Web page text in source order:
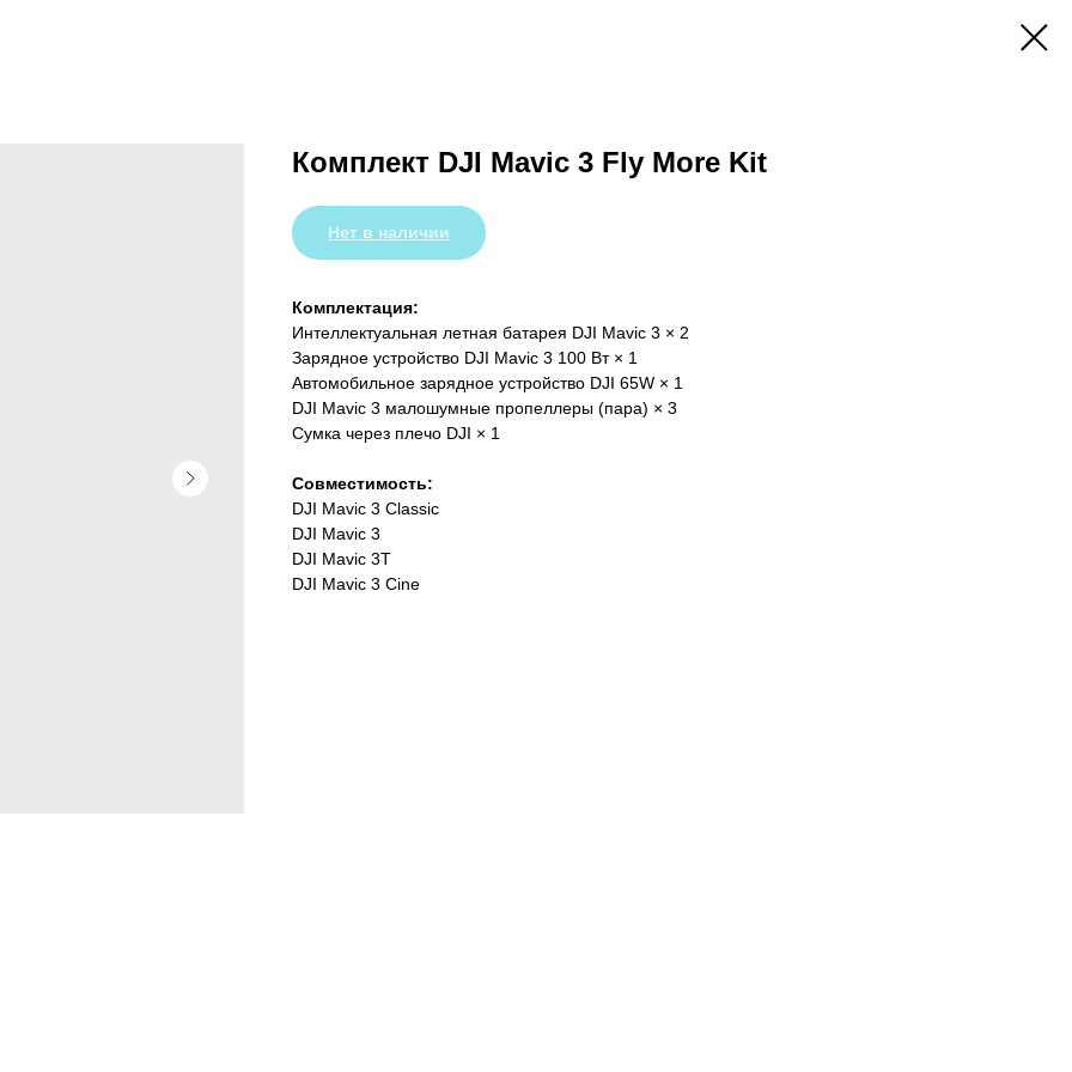
Комплект DJI Mavic 3 Fly More Kit
Нет в наличии
Комплектация:
Интеллектуальная летная батарея DJI Mavic 3 × 2
Зарядное устройство DJI Mavic 3 100 Вт × 1
Автомобильное зарядное устройство DJI 65W × 1
DJI Mavic 3 малошумные пропеллеры (пара) × 3
Сумка через плечо DJI × 1
Совместимость:
DJI Mavic 3 Classic
DJI Mavic 3
DJI Mavic 3T
DJI Mavic 3 Cine